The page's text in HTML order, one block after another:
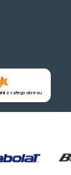
z całego okresu